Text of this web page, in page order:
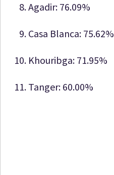
Agadir: 76.09%
Casa Blanca: 75.62%
Khouribga: 71.95%
Tanger: 60.00%